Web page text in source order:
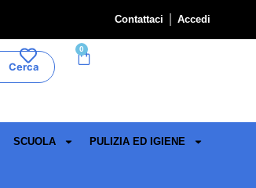
Contattaci Accedi
Cerca
0
SCUOLA PULIZIA ED IGIENE